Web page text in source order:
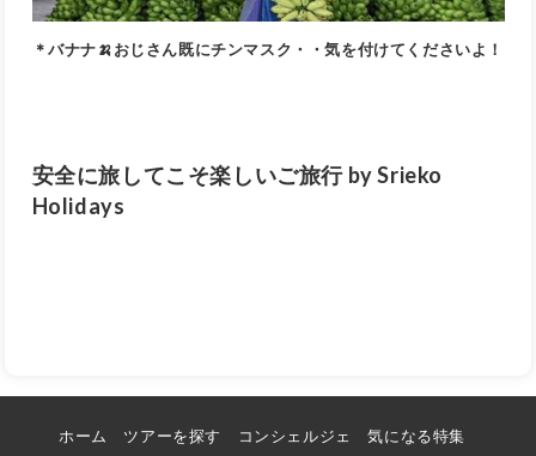
＊バナナ🍌おじさん既にチンマスク・・気を付けてくださいよ！
安全に旅してこそ楽しいご旅行 by Srieko
Holidays
ホーム ツアーを探す コンシェルジェ
気になる特集